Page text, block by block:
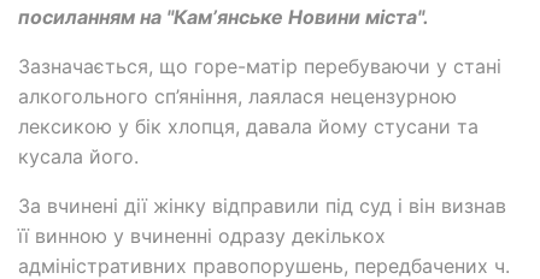
посиланням на "Камʼянське Новини міста".
Зазначається, що горе-матір перебуваючи у стані
алкогольного сп’яніння, лаялася нецензурною
лексикою у бік хлопця, давала йому стусани та
кусала його.
За вчинені дії жінку відправили під суд і він визнав
її винною у вчиненні одразу декількох
адміністративних правопорушень, передбачених ч.